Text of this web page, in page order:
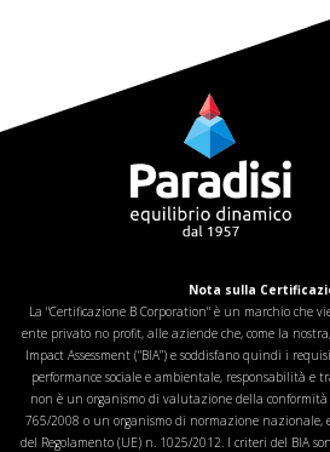
Nota sulla
La "Certificazione B Corporation" è un marchio che
ente privato no profit, alle aziende che, come la
Impact Assessment (“BIA”) e soddisfano quindi i
performance sociale e ambientale, responsabilità e
non è un organismo di valutazione della conformità
765/2008 o un organismo di normazione nazionale,
del Regolamento (UE) n. 1025/2012. I criteri del BIA